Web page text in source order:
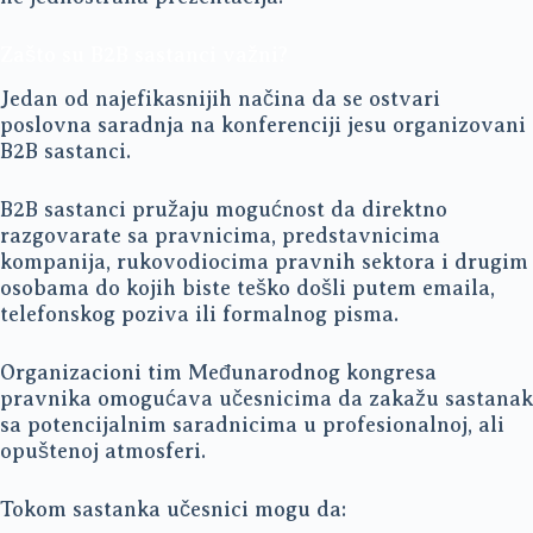
Jedan od najefikasnijih načina da se ostvari
poslovna saradnja na konferenciji jesu organizovani
B2B sastanci.
B2B sastanci pružaju mogućnost da direktno
razgovarate sa pravnicima, predstavnicima
kompanija, rukovodiocima pravnih sektora i drugim
osobama do kojih biste teško došli putem emaila,
telefonskog poziva ili formalnog pisma.
Organizacioni tim Međunarodnog kongresa
pravnika omogućava učesnicima da zakažu sastanak
sa potencijalnim saradnicima u profesionalnoj, ali
opuštenoj atmosferi.
Tokom sastanka učesnici mogu da: